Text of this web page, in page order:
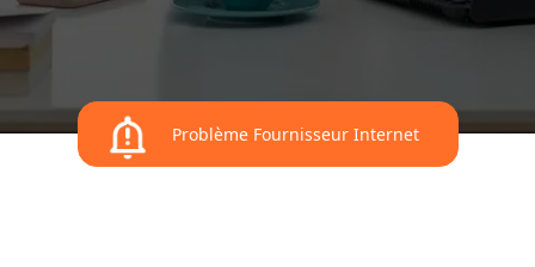
Problème Fournisseur Internet